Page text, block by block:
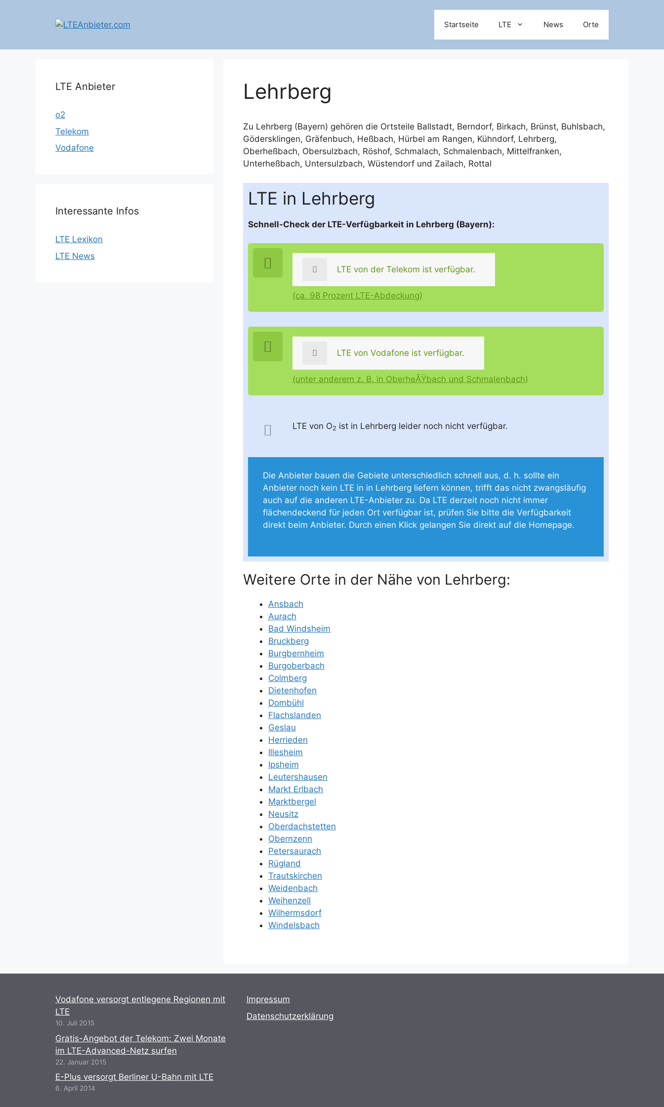
Startseite LTE News Orte
Lehrberg
Zu Lehrberg (Bayern) gehören die Ortsteile Ballstadt, Berndorf, Birkach, Brünst, Buhlsbach,
Gödersklingen, Gräfenbuch, Heßbach, Hürbel am Rangen, Kühndorf, Lehrberg,
Oberheßbach, Obersulzbach, Röshof, Schmalach, Schmalenbach, Mittelfranken,
Unterheßbach, Untersulzbach, Wüstendorf und Zailach, Rottal
LTE in Lehrberg
Schnell-Check der LTE-Verfügbarkeit in Lehrberg (Bayern):
LTE von der Telekom ist verfügbar.
(ca. 98 Prozent LTE-Abdeckung)
LTE von Vodafone ist verfügbar.
(unter anderem z. B. in OberheÃŸbach und Schmalenbach)
LTE von O2 ist in Lehrberg leider noch nicht verfügbar.
Die Anbieter bauen die Gebiete unterschiedlich schnell aus, d. h. sollte ein
Anbieter noch kein LTE in in Lehrberg liefern können, trifft das nicht zwangsläufig
auch auf die anderen LTE-Anbieter zu. Da LTE derzeit noch nicht immer
flächendeckend für jeden Ort verfügbar ist, prüfen Sie bitte die Verfügbarkeit
direkt beim Anbieter. Durch einen Klick gelangen Sie direkt auf die Homepage.
Weitere Orte in der Nähe von Lehrberg:
Ansbach
Aurach
Bad Windsheim
Bruckberg
Burgbernheim
Burgoberbach
Colmberg
Dietenhofen
Dombühl
Flachslanden
Geslau
Herrieden
Illesheim
Ipsheim
Leutershausen
Markt Erlbach
Marktbergel
Neusitz
Oberdachstetten
Obernzenn
Petersaurach
Rügland
Trautskirchen
Weidenbach
Weihenzell
Wilhermsdorf
Windelsbach
LTE Anbieter
o2
Telekom
Vodafone
Interessante Infos
LTE Lexikon
LTE News
Vodafone versorgt entlegene Regionen mit
LTE
10. Juli 2015
Gratis-Angebot der Telekom: Zwei Monate
im LTE-Advanced-Netz surfen
22. Januar 2015
E-Plus versorgt Berliner U-Bahn mit LTE
6. April 2014
Impressum
Datenschutzerklärung